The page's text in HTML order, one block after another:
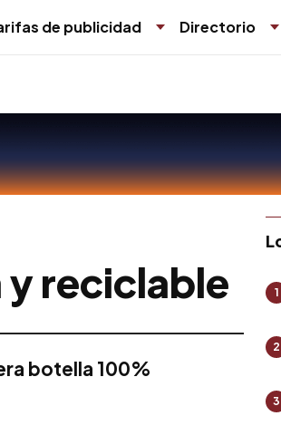
de publicidad Directorio
reciclable
botella 100%
1
2
3